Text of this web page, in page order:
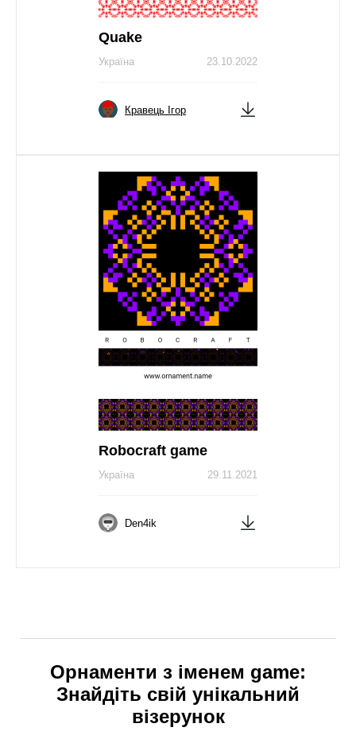
Quake
23.10.2022
Україна
Кравець Ігор
Robocraft game
29.11.2021
Україна
Den4ik
Орнаменти з іменем game:
Знайдіть свій унікальний
візерунок